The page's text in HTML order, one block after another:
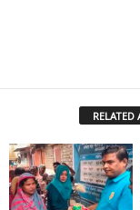
RELATED